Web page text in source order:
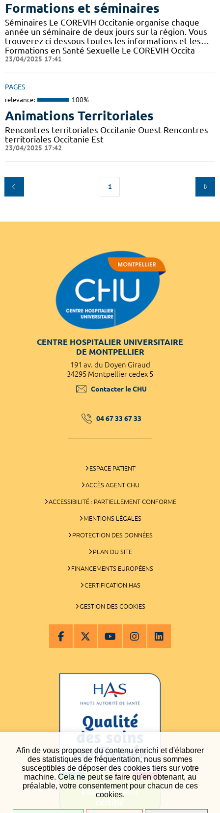
Afin de vous proposer du contenu enrichi et d'élaborer
des statistiques de fréquentation, nous sommes
susceptibles de déposer des cookies tiers sur votre
machine. Cela ne peut se faire qu'en obtenant, au
préalable, votre consentement pour chacun de ces
cookies.
Formations et séminaires
Séminaires Le COREVIH Occitanie organise chaque
année un séminaire de deux jours sur la région. Vous
trouverez ci-dessous toutes les informations et les…
Formations en Santé Sexuelle Le COREVIH Occita
23/04/2025 17:41
PAGES
relevance: 100%
Animations Territoriales
Rencontres territoriales Occitanie Ouest Rencontres
territoriales Occitanie Est
23/04/2025 17:42
1
CENTRE HOSPITALIER UNIVERSITAIRE
DE MONTPELLIER
191 av. du Doyen Giraud
34295 Montpellier cedex 5
Contacter le CHU
04 67 33 67 33
ESPACE PATIENT
ACCÈS AGENT CHU
ACCESSIBILITÉ : PARTIELLEMENT CONFORME
MENTIONS LÉGALES
PROTECTION DES DONNÉES
PLAN DU SITE
FINANCEMENTS EUROPÉENS
CERTIFICATION HAS
GESTION DES COOKIES